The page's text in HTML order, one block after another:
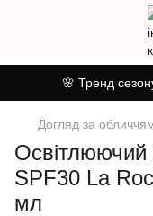
🌸 Тренд
Догляд за
SPF30 La
мл